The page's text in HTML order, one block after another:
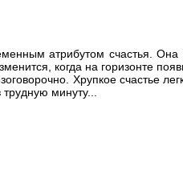
атрибутом счастья.
когда на горизонте
Хрупкое счастье
минуту...